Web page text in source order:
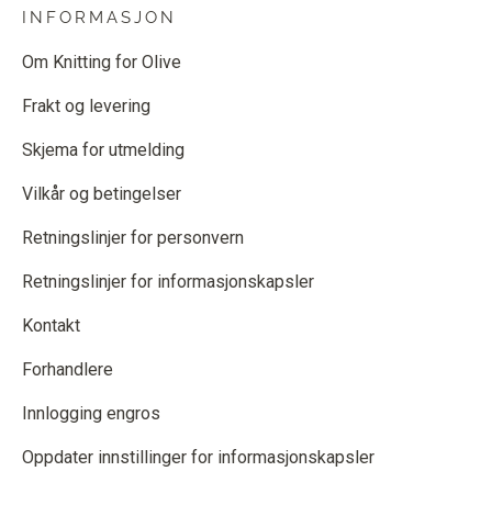
INFORMASJON
Om Knitting for Olive
Frakt og levering
Skjema for utmelding
Vilkår og betingelser
Retningslinjer for personvern
Retningslinjer for informasjonskapsler
Kontakt
Forhandlere
Innlogging engros
Oppdater innstillinger for informasjonskapsler